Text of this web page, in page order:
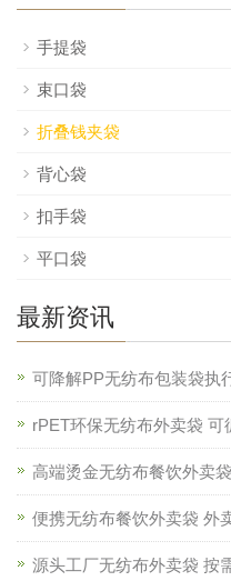
手提袋
束口袋
折叠钱夹袋
背心袋
扣手袋
平口袋
最新资讯
可降解PP无纺布包装袋执
rPET环保无纺布外卖袋
高端烫金无纺布餐饮外卖
便携无纺布餐饮外卖袋 外
源头工厂无纺布外卖袋 按